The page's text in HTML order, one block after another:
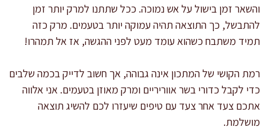
והשאר זמן בישול על אש נמוכה. ככל שתתנו למרק יותר זמן
להתבשל, כך התוצאה תהיה עמוקה יותר בטעמים. מרק כזה
תמיד משתבח כשהוא עומד מעט לפני ההגשה, אז אל תמהרו!
רמת הקושי של המתכון אינה גבוהה, אך חשוב לדייק בכמה שלבים
כדי לקבל כדורי בשר אווריריים ומרק מאוזן בטעמים. אני אלווה
אתכם צעד אחר צעד עם טיפים שיעזרו לכם להשיג תוצאה
מושלמת.